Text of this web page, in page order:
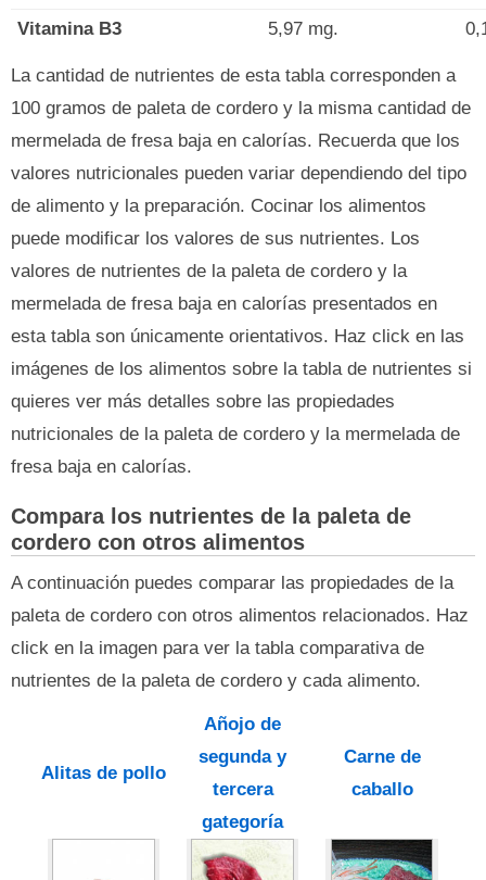
Vitamina B3
5,97 mg.
La cantidad de nutrientes de esta tabla corresponden a
100 gramos de paleta de cordero y la misma cantidad de
mermelada de fresa baja en calorías. Recuerda que los
valores nutricionales pueden variar dependiendo del tipo
de alimento y la preparación. Cocinar los alimentos
puede modificar los valores de sus nutrientes. Los
valores de nutrientes de la paleta de cordero y la
mermelada de fresa baja en calorías presentados en
esta tabla son únicamente orientativos. Haz click en las
imágenes de los alimentos sobre la tabla de nutrientes si
quieres ver más detalles sobre las propiedades
nutricionales de la paleta de cordero y la mermelada de
fresa baja en calorías.
Compara los nutrientes de la paleta de
cordero con otros alimentos
A continuación puedes comparar las propiedades de la
paleta de cordero con otros alimentos relacionados. Haz
click en la imagen para ver la tabla comparativa de
nutrientes de la paleta de cordero y cada alimento.
Alitas de pollo
Añojo de
segunda y
tercera
gategoría
Carne de
caballo